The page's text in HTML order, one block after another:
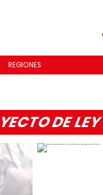
REGIONES
DE LEY